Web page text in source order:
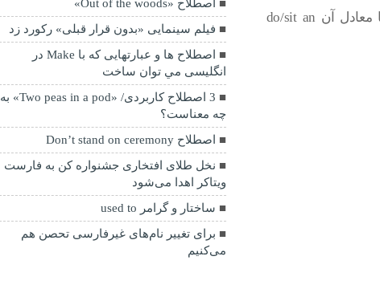
(در زبان انگلیسی برای امتحان دادن (توسط شاگرد) از take an examو یا معادل آن do/sit an
اصطلاح «Out of the woods»
فیلم سینمایی «بدون قرار قبلی» رکورد زد
اصطلاح ها و عبارتهايی که با Make در
انگلیسی مي توان ساخت
3 اصطلاح کاربردی/ «Two peas in a pod» به
چه معناست؟
اصطلاح Don’t stand on ceremony
نخل طلای افتخاری جشنواره کن به فارست
ویتاکر اهدا می‌شود
ساختار و گرامر used to
برای تغییر نام‌های غیرفارسی تحصن هم
می‌کنیم